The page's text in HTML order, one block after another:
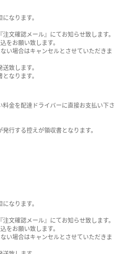
なります。
文確認メール』にてお知らせ致します。
お願い致します。
い場合はキャンセルとさせていただきま
致します。
なります。
金を配達ドライバーに直接お支払い下さ
行する控えが領収書となります。
なります。
文確認メール』にてお知らせ致します。
お願い致します。
い場合はキャンセルとさせていただきま